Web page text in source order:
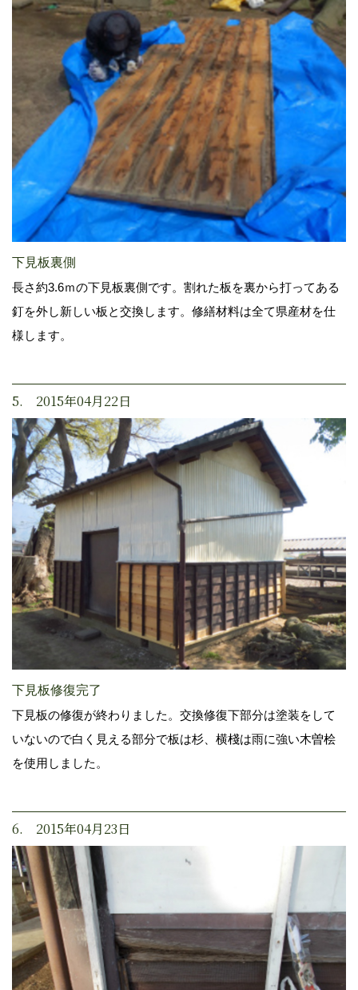
下見板裏側
長さ約3.6ｍの下見板裏側です。割れた板を裏から打ってある
釘を外し新しい板と交換します。修繕材料は全て県産材を仕
様します。
5. 2015年04月22日
下見板修復完了
下見板の修復が終わりました。交換修復下部分は塗装をして
いないので白く見える部分で板は杉、横棧は雨に強い木曽桧
を使用しました。
6. 2015年04月23日